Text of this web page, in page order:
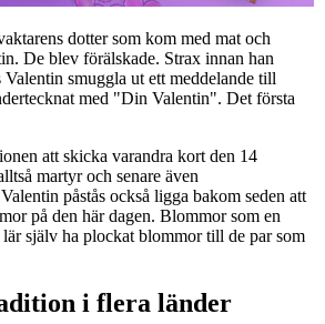
dotter som kom med mat och
De blev förälskade. Strax innan han
smuggla ut ett meddelande till
med "Din Valentin". Det första
att skicka varandra kort den 14
martyr och senare även
påstås också ligga bakom seden att
på den här dagen. Blommor som en
själv ha plockat blommor till de par som
i flera länder